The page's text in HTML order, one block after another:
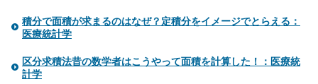
積分で面積が求まるのはなぜ？定積分をイメージでとらえる：
医療統計学
区分求積法昔の数学者はこうやって面積を計算した！：医療統
計学